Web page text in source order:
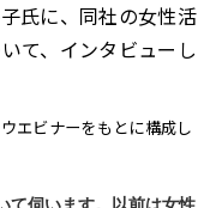
氏に、同社の女性活
て、インタビューし
エビナーをもとに構成し